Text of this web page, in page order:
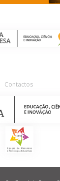
Contactos